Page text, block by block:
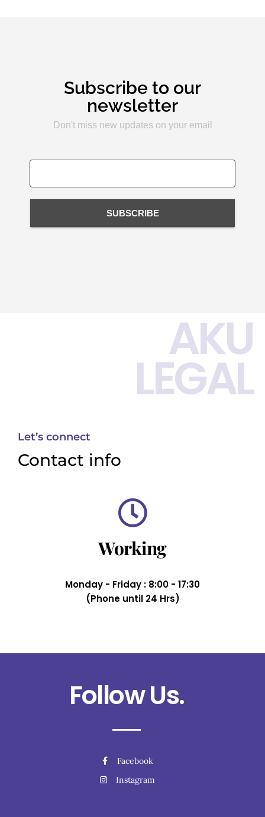
Subscribe to our
newsletter
Don't miss new updates on your email
SUBSCRIBE
AKU
LEGAL
Let’s connect
Contact info
Working
Monday - Friday : 8:00 - 17:30
(Phone until 24 Hrs)
Follow Us.
Facebook
Instagram